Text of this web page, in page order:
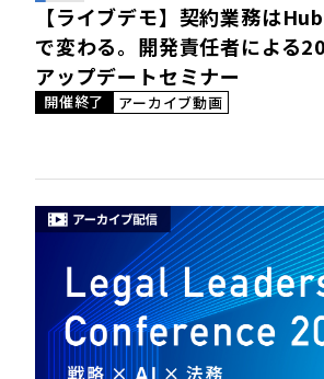
【ライブデモ】契約業務は
で変わる。開発責任者による
アップデートセミナー
開催終了
アーカイブ動画